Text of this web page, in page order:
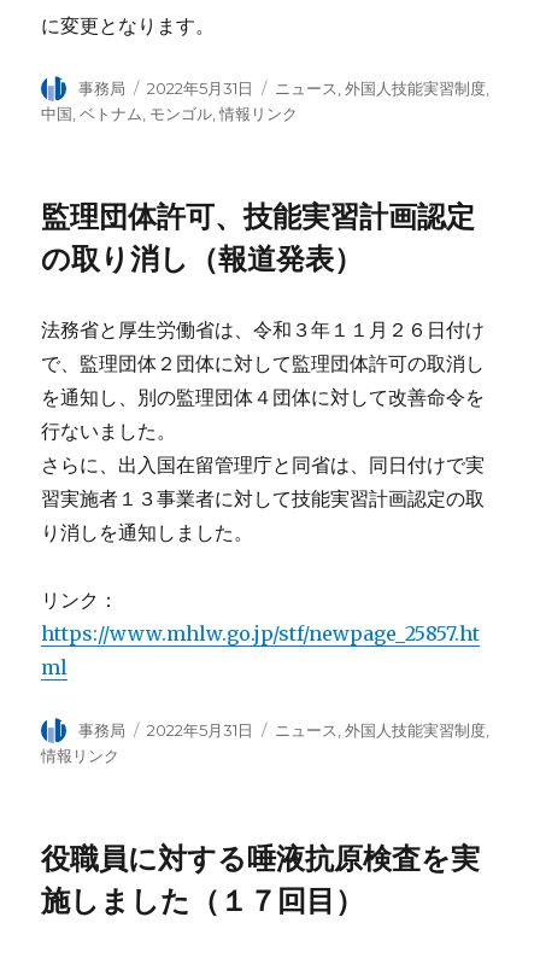
に変更となります。
投
稿
事務局
投
稿
2022年5月31日
カ
テ
ニュース ,外国人技能実習制度
中国 ,ベトナム モンゴル ,情報リンク
監理団体許可、技能実習計画認定
の取り消し（報道発表）
法務省と厚生労働省は、令和３年１１月２６日付け
で、監理団体２団体に対して監理団体許可の取消し
を通知し、別の監理団体４団体に対して改善命令を
行ないました。
さらに、出入国在留管理庁と同省は、同日付けで実
習実施者１３事業者に対して技能実習計画認定の取
り消しを通知しました。
リンク：
https://www.mhlw.go.jp/stf/newpage_25857.ht
ml
投
稿
事務局
投
2022年5月31日
カ
ニュース ,外国人技能実習制度
情報リンク
役職員に対する唾液抗原検査を実
施しました（１７回目）